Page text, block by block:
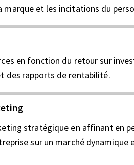
marque et les incitations du
en fonction du retour sur
des rapports de rentabilité.
stratégique en affinant en
sur un marché dynamique